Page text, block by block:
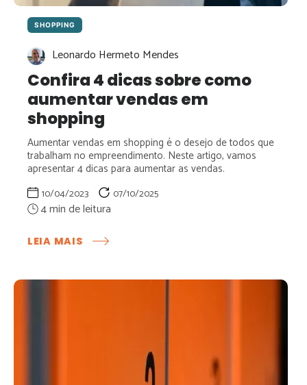
SHOPPING
Leonardo Hermeto Mendes
Confira 4 dicas sobre como
aumentar vendas em
shopping
Aumentar vendas em shopping é o desejo de todos que
trabalham no empreendimento. Neste artigo, vamos
apresentar 4 dicas para aumentar as vendas.
10/04/2023 07/10/2025
LEIA MAIS
CONFIRA
DICAS